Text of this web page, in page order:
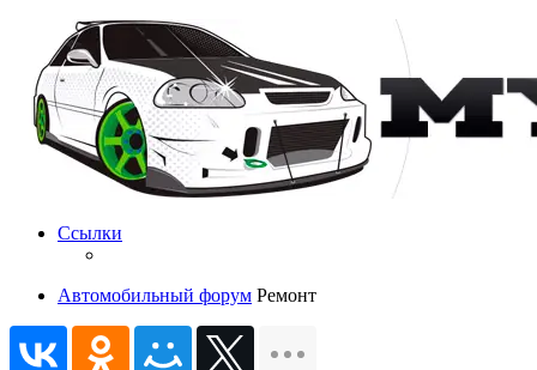
Ссылки
Автомобильный форум Ремонт